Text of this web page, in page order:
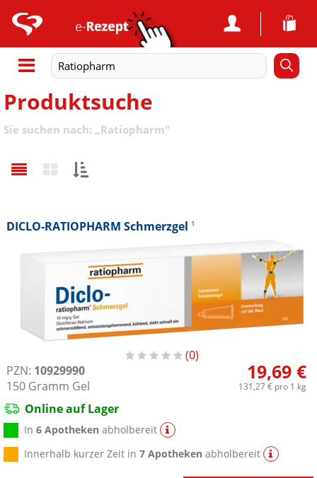
Produktsuche
Sie suchen nach: „Ratiopharm“
DICLO-RATIOPHARM Schmerzgel 1
0
PZN: 10929990
150 Gramm Gel
19,69 €
131,27 €pro 1 kg
Online auf Lager
In6 Apotheken abholbereit
Innerhalb kurzer Zeit in7 Apotheken abholbereit